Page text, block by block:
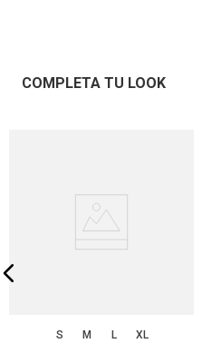
COMPLETA TU LOOK
S M L XL